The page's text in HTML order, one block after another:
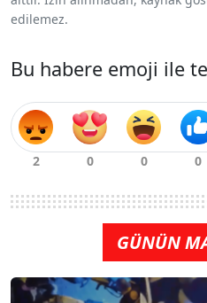
edilemez.
Bu habere emoji ile
GÜNÜN